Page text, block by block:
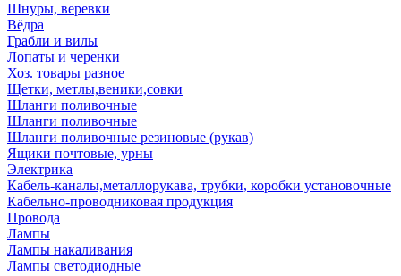
Шнуры, веревки
Вёдра
Грабли и вилы
Лопаты и черенки
Хоз. товары разное
Щетки, метлы,веники,совки
Шланги поливочные
Шланги поливочные
Шланги поливочные резиновые (рукав)
Ящики почтовые, урны
Электрика
Кабель-каналы,металлорукава, трубки, коробки установочные
Кабельно-проводниковая продукция
Провода
Лампы
Лампы накаливания
Лампы светодиодные